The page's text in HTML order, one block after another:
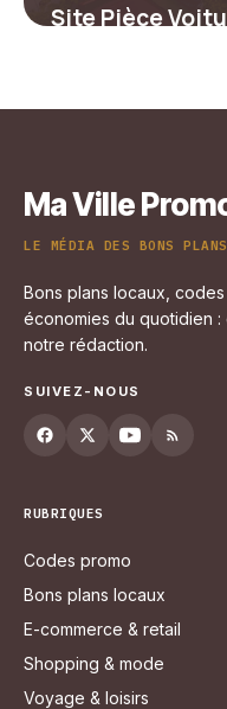
Site Pièce
Ma Ville
LE MÉDIA DES BONS
Bons plans locaux,
économies du quotidien
notre rédaction.
SUIVEZ-NOUS
RUBRIQUES
Codes promo
Bons plans locaux
E-commerce & retail
Shopping & mode
Voyage & loisirs